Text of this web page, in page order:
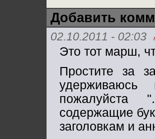
Добавить
02.10.2011 - 02:03
Это тот марш,
Простите за
содержащие
заголовкам и